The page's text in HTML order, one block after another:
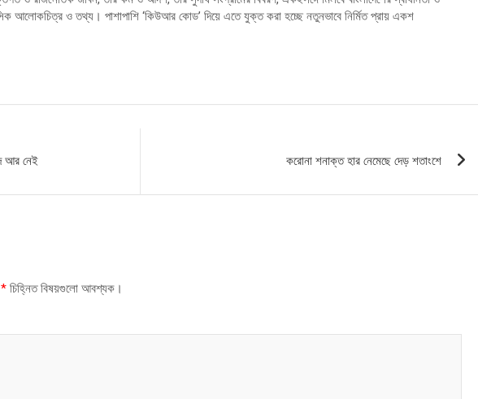
আলোকচিত্র ও তথ্য। পাশাপাশি ‘কিউআর কোড’ দিয়ে এতে যুক্ত করা হচ্ছে নতুনভাবে নির্মিত প্রায় একশ
আর নেই করোনা শনাক্ত হার নেমেছে দেড় শতাংশে
* চিহ্নিত বিষয়গুলো আবশ্যক।